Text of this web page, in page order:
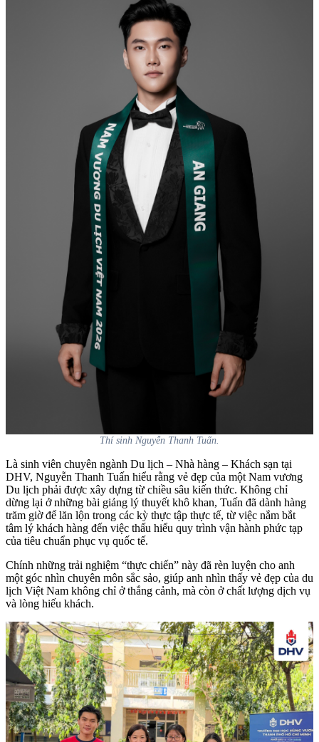
Thí sinh Nguyễn Thanh Tuấn.
Là sinh viên chuyên ngành Du lịch – Nhà hàng – Khách sạn tại
DHV, Nguyễn Thanh Tuấn hiểu rằng vẻ đẹp của một Nam vương
Du lịch phải được xây dựng từ chiều sâu kiến thức. Không chỉ
dừng lại ở những bài giảng lý thuyết khô khan, Tuấn đã dành hàng
trăm giờ để lăn lộn trong các kỳ thực tập thực tế, từ việc nắm bắt
tâm lý khách hàng đến việc thấu hiểu quy trình vận hành phức tạp
của tiêu chuẩn phục vụ quốc tế.
Chính những trải nghiệm “thực chiến” này đã rèn luyện cho anh
một góc nhìn chuyên môn sắc sảo, giúp anh nhìn thấy vẻ đẹp của du
lịch Việt Nam không chỉ ở thắng cảnh, mà còn ở chất lượng dịch vụ
và lòng hiếu khách.